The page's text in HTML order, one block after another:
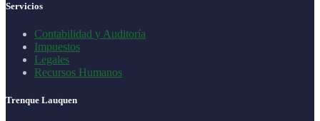
Servicios
Contabilidad y Auditoría
Impuestos
Legales
Recursos Humanos
Trenque Lauquen